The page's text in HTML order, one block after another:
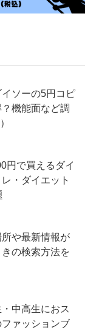
イソーの5円コピ
機能面など調
円で買えるダイ
・ダイエット
や最新情報が
の検索方法を
・中高生におス
ァッションブ